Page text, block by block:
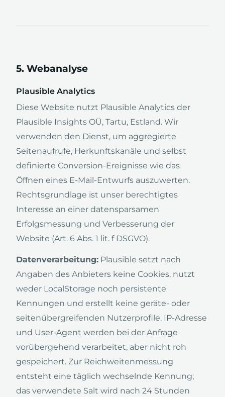
5. Webanalyse
Plausible Analytics
Diese Website nutzt Plausible Analytics der
Plausible Insights OÜ, Tartu, Estland. Wir
verwenden den Dienst, um aggregierte
Seitenaufrufe, Herkunftskanäle und selbst
definierte Conversion-Ereignisse wie das
Öffnen eines E-Mail-Entwurfs auszuwerten.
Rechtsgrundlage ist unser berechtigtes
Interesse an einer datensparsamen
Erfolgsmessung und Verbesserung der
Website (Art. 6 Abs. 1 lit. f DSGVO).
Datenverarbeitung: Plausible setzt nach
Angaben des Anbieters keine Cookies, nutzt
weder LocalStorage noch persistente
Kennungen und erstellt keine geräte- oder
seitenübergreifenden Nutzerprofile. IP-Adresse
und User-Agent werden bei der Anfrage
vorübergehend verarbeitet, aber nicht roh
gespeichert. Zur Reichweitenmessung
entsteht eine täglich wechselnde Kennung;
das verwendete Salt wird nach 24 Stunden